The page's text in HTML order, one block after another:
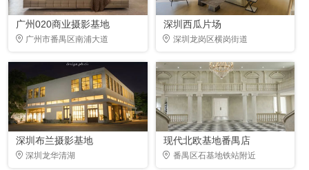
广州020商业摄影基地
广州市番禺区南浦大道
深圳西瓜片场
深圳龙岗区横岗街道
深圳布兰摄影基地
深圳龙华清湖
现代北欧基地番禺店
番禺区石基地铁站附近